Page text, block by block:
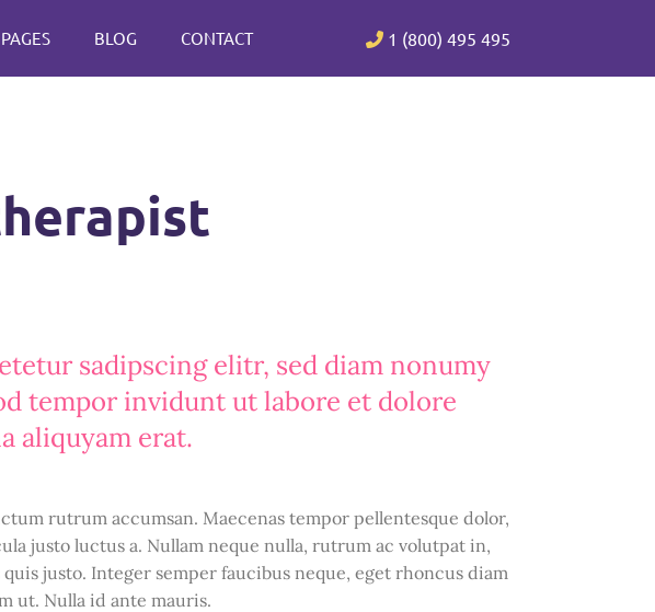
PAGES BLOG CONTACT 1 (800) 495 495
sadipscing elitr, sed diam nonumy
tempor invidunt ut labore et dolore
aliquyam erat.
rutrum accumsan. Maecenas tempor pellentesque dolor,
justo luctus a. Nullam neque nulla, rutrum ac volutpat in,
justo. Integer semper faucibus neque, eget rhoncus diam
ut. Nulla id ante mauris.